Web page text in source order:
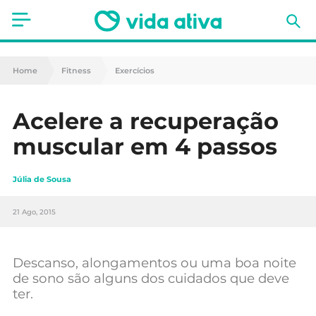
Saúde
Nutrição
Animais de Estimação
Home Fitness Exercícios
Acelere a recuperação
muscular em 4 passos
Júlia de Sousa
21 Ago, 2015
Descanso, alongamentos ou uma boa noite
de sono são alguns dos cuidados que deve
ter.